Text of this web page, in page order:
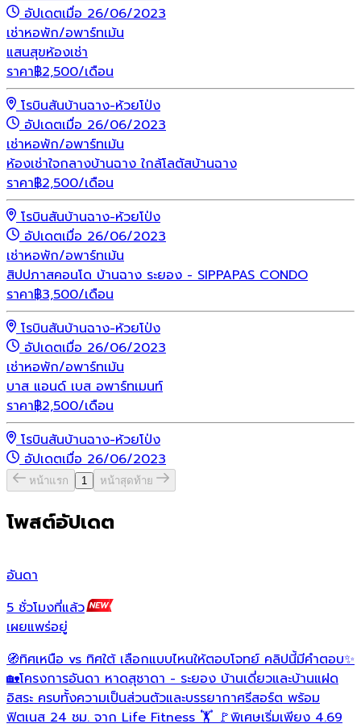
อัปเดตเมื่อ 26/06/2023
เช่าหอพัก/อพาร์ทเม้น
แสนสุขห้องเช่า
ราคา฿2,500/เดือน
โรบินสันบ้านฉาง-ห้วยโป่ง
อัปเดตเมื่อ 26/06/2023
เช่าหอพัก/อพาร์ทเม้น
ห้องเช่าใจกลางบ้านฉาง ใกล้โลตัสบ้านฉาง
ราคา฿2,500/เดือน
โรบินสันบ้านฉาง-ห้วยโป่ง
อัปเดตเมื่อ 26/06/2023
เช่าหอพัก/อพาร์ทเม้น
สิปปภาสคอนโด บ้านฉาง ระยอง - SIPPAPAS CONDO
ราคา฿3,500/เดือน
โรบินสันบ้านฉาง-ห้วยโป่ง
อัปเดตเมื่อ 26/06/2023
เช่าหอพัก/อพาร์ทเม้น
บาส แอนด์ เบส อพาร์ทเมนท์
ราคา฿2,500/เดือน
โรบินสันบ้านฉาง-ห้วยโป่ง
อัปเดตเมื่อ 26/06/2023
หน้าแรก 1 หน้าสุดท้าย
โพสต์อัปเดต
อันดา
5 ชั่วโมงที่แล้ว
เผยแพร่อยู่
🧭ทิศเหนือ vs ทิศใต้ เลือกแบบไหนให้ตอบโจทย์ คลิปนี้มีคำตอบ✨
🏡โครงการอันดา หาดสุชาดา - ระยอง บ้านเดี่ยวและบ้านแฝด
อิสระ ครบทั้งความเป็นส่วนตัวและบรรยากาศรีสอร์ต พร้อม
ฟิตเนส 24 ชม. จาก Life Fitness 🏋 🚩พิเศษเริ่มเพียง 4.69